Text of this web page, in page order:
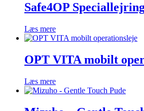
Safe4OP
Læs mere
OPT VITA mobilt
Læs mere